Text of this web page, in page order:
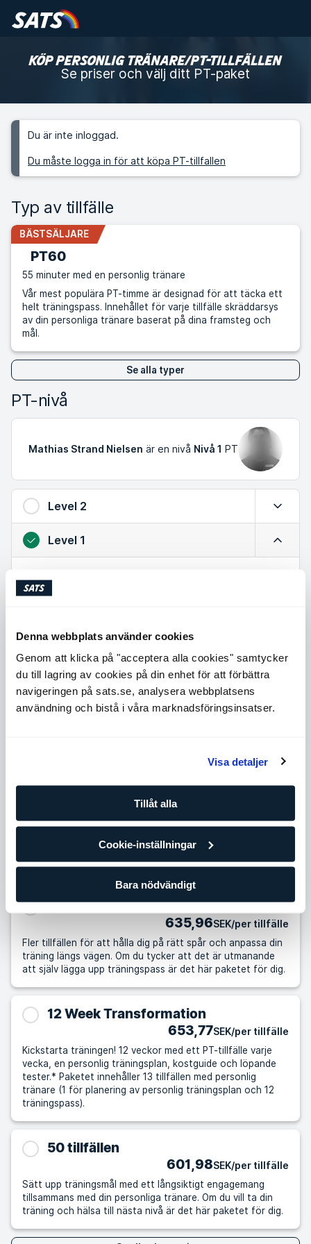
Denna webbplats använder cookies
Genom att klicka på "acceptera alla cookies" samtycker
du till lagring av cookies på din enhet för att förbättra
navigeringen på sats.se, analysera webbplatsens
användning och bistå i våra marknadsföringsinsatser.
Visa detaljer
Tillåt alla
Cookie-inställningar
Bara nödvändigt
KÖP PERSONLIG TRÄNARE/PT-TILLFÄLLEN
Se priser och välj ditt PT-paket
Du är inte inloggad.
Du måste logga in för att köpa PT-tillfallen
Typ av tillfälle
PT60
BÄSTSÄLJARE
55 minuter med en personlig tränare
Vår mest populära PT-timme är designad för att täcka ett
helt träningspass. Innehållet för varje tillfälle skräddarsys
av din personliga tränare baserat på dina framsteg och
mål.
Se alla typer
PT-nivå
Mathias Strand Nielsen är en nivå Nivå 1 PT
Level 2
Level 1
Har praktisk erfarenhet
Level 3
Level 4
Level 5
10 tillfällen
669,90
Förbättra dina framsteg med din egen personliga tränare
hand eller på gruppträningsklasser är det här paketet för
dig.
25 tillfällen
635,96SEK/per tillfälle
Fler tillfällen för att hålla dig på rätt spår och anpassa din
träning längs vägen. Om du tycker att det är utmanande
att själv lägga upp träningspass är det här paketet för dig.
12 Week Transformation
653,77SEK/per tillfälle
Kickstarta träningen! 12 veckor med ett PT-tillfälle varje
vecka, en personlig träningsplan, kostguide och löpande
tester.* Paketet innehåller 13 tillfällen med personlig
tränare (1 för planering av personlig träningsplan och 12
träningspass).
50 tillfällen
601,98SEK/per tillfälle
Sätt upp träningsmål med ett långsiktigt engagemang
tillsammans med din personliga tränare. Om du vill ta din
träning och hälsa till nästa nivå är det här paketet för dig.